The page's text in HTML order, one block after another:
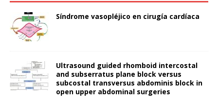
Síndrome vasopléjico en cirugía cardíaca
Ultrasound guided rhomboid intercostal
and subserratus plane block versus
subcostal transversus abdominis block in
open upper abdominal surgeries